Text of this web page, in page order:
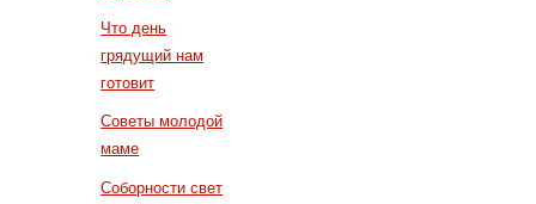
Что день
грядущий нам
готовит
Советы молодой
маме
Соборности свет